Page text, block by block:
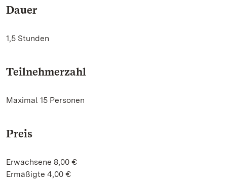
Dauer
1,5 Stunden
Teilnehmerzahl
Maximal 15 Personen
Preis
Erwachsene 8,00 €
Ermäßigte 4,00 €